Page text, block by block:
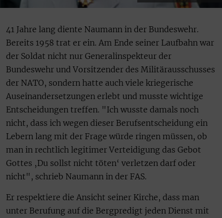
41 Jahre lang diente Naumann in der Bundeswehr.
Bereits 1958 trat er ein. Am Ende seiner Laufbahn war
der Soldat nicht nur Generalinspekteur der
Bundeswehr und Vorsitzender des Militärausschusses
der NATO, sondern hatte auch viele kriegerische
Auseinandersetzungen erlebt und musste wichtige
Entscheidungen treffen. "Ich wusste damals noch
nicht, dass ich wegen dieser Berufsentscheidung ein
Lebern lang mit der Frage würde ringen müssen, ob
man in rechtlich legitimer Verteidigung das Gebot
Gottes ‚Du sollst nicht töten‘ verletzen darf oder
nicht", schrieb Naumann in der FAS.
Er respektiere die Ansicht seiner Kirche, dass man
unter Berufung auf die Bergpredigt jeden Dienst mit